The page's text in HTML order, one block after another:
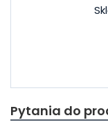
Pytania do